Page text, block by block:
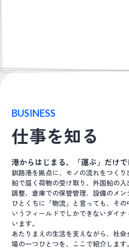
BUSINESS
仕事を知る
港からはじまる、「運ぶ」だけで
釧路港を拠点に、モノの流れをつくり
船で届く荷物の受け取り、外国船の
調整、倉庫での保管管理、設備のメ
ひとくちに「物流」と言っても、そ
いうフィールドでしかできないダイ
います。
あたりまえの生活を支えながら、社
場の一つひとつを、ここで紹介します。